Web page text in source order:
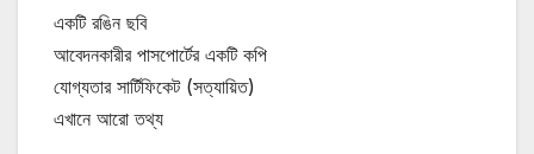
একটি রঙিন ছবি
আবেদনকারীর পাসপোর্টের একটি কপি
যোগ্যতার সার্টিফিকেট (সত্যায়িত)
এখানে আরো তথ্য